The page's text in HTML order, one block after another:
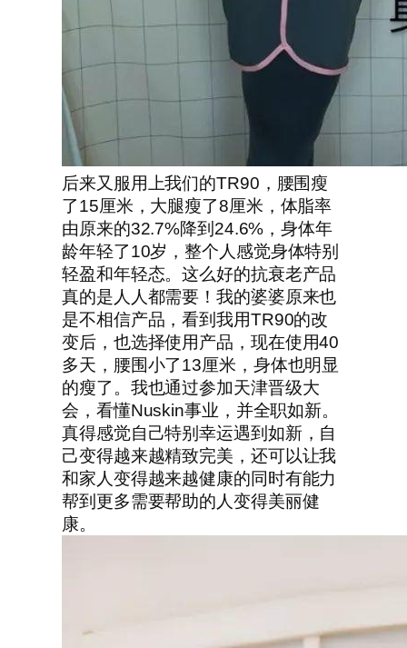
后来又服用上我们的TR90，腰围瘦
了15厘米，大腿瘦了8厘米，体脂率
由原来的32.7%降到24.6%，身体年
龄年轻了10岁，整个人感觉身体特别
轻盈和年轻态。这么好的抗衰老产品
真的是人人都需要！我的婆婆原来也
是不相信产品，看到我用TR90的改
变后，也选择使用产品，现在使用40
多天，腰围小了13厘米，身体也明显
的瘦了。我也通过参加天津晋级大
会，看懂Nuskin事业，并全职如新。
真得感觉自己特别幸运遇到如新，自
己变得越来越精致完美，还可以让我
和家人变得越来越健康的同时有能力
帮到更多需要帮助的人变得美丽健
康。